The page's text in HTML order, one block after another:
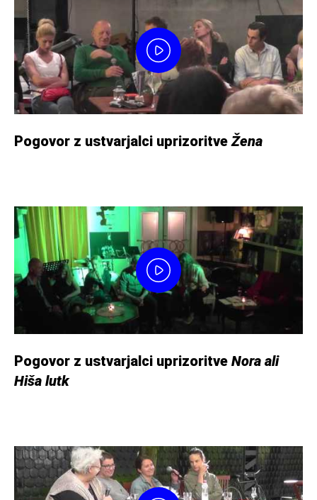
Pogovor z ustvarjalci uprizoritveŽena
Pogovor z ustvarjalci uprizoritve Nora ali
Hiša lutk